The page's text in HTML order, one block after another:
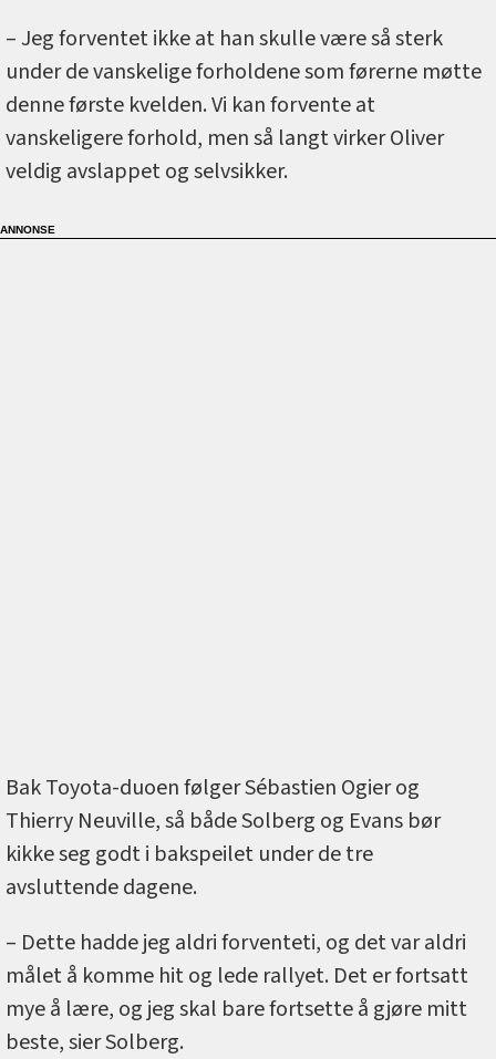
– Jeg forventet ikke at han skulle være så sterk
under de vanskelige forholdene som førerne møtte
denne første kvelden. Vi kan forvente at
vanskeligere forhold, men så langt virker Oliver
veldig avslappet og selvsikker.
Bak Toyota-duoen følger Sébastien Ogier og
Thierry Neuville, så både Solberg og Evans bør
kikke seg godt i bakspeilet under de tre
avsluttende dagene.
– Dette hadde jeg aldri forventeti, og det var aldri
målet å komme hit og lede rallyet. Det er fortsatt
mye å lære, og jeg skal bare fortsette å gjøre mitt
beste, sier Solberg.